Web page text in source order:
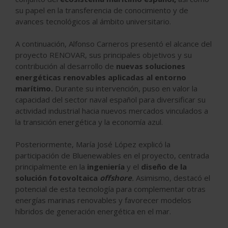
su papel en la transferencia de conocimiento y de
avances tecnológicos al ámbito universitario.
A continuación, Alfonso Carneros presentó el alcance del
proyecto RENOVAR, sus principales objetivos y su
contribución al desarrollo de nuevas soluciones
energéticas renovables aplicadas al entorno
marítimo. Durante su intervención, puso en valor la
capacidad del sector naval español para diversificar su
actividad industrial hacia nuevos mercados vinculados a
la transición energética y la economía azul.
Posteriormente, María José López explicó la
participación de Bluenewables en el proyecto, centrada
principalmente en la ingeniería y el diseño de la
solución fotovoltaica offshore. Asimismo, destacó el
potencial de esta tecnología para complementar otras
energías marinas renovables y favorecer modelos
híbridos de generación energética en el mar.